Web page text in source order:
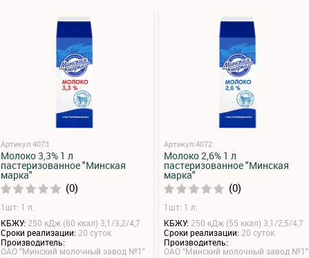
Артикул:4073
Молоко 3,3% 1 л
пастеризованное "Минская
марка"
(0)
1шт: 1 л.
КБЖУ: 250 кДж (60 ккал) 3,1/3,2/4,7
Сроки реализации: 20 суток
Производитель:
ОАО "Минский молочный завод №1"
Артикул:4072
Молоко 2,6% 1 л
пастеризованное "Минская
марка"
(0)
1шт: 1 л.
КБЖУ: 250 кДж (55 ккал) 3,1/2,5/4,7
Сроки реализации: 20 суток
Производитель:
ОАО "Минский молочный завод №1"